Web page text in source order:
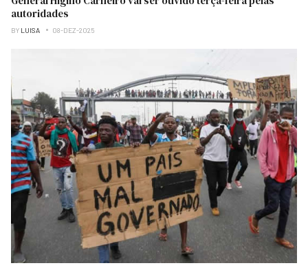
autoridades
BY LUISA 08-DEZ-2025